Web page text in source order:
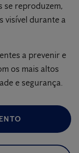
se reproduzem,
visível durante a
a prevenir e
os mais altos
e segurança.